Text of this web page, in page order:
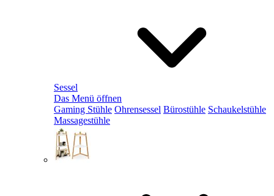
Sessel
Das Menü öffnen
Gaming Stühle Ohrensessel Bürostühle Schaukelstühle
Massagestühle